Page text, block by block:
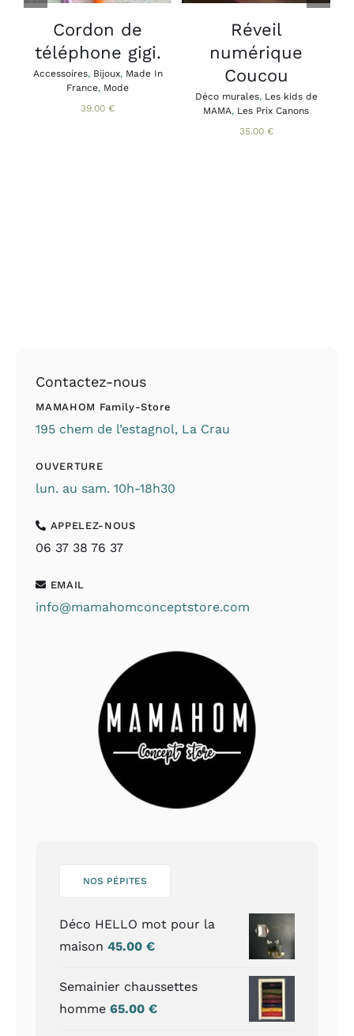
VARIATIONS.
LES
OPTIONS
PEUVENT
ÊTRE
CHOISIES
Cordon de
téléphone gigi.
Accessoires, Bijoux, Made In
France, Mode
39.00 €
Réveil
numérique
Coucou
Déco murales, Les kids de
MAMA, Les Prix Canons
35.00 €
Contactez-nous
MAMAHOM Family-Store
195 chem de l’estagnol, La Crau
OUVERTURE
lun. au sam. 10h-18h30
APPELEZ-NOUS
06 37 38 76 37
EMAIL
info@mamahomconceptstore.com
NOS PÉPITES
Déco HELLO mot pour la
maison 45.00€
Semainier chaussettes
homme 65.00€